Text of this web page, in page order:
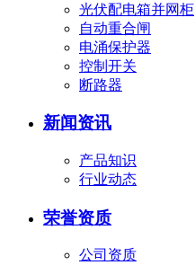
光伏配电箱并网柜
自动重合闸
电涌保护器
控制开关
断路器
新闻资讯
产品知识
行业动态
荣誉资质
公司资质